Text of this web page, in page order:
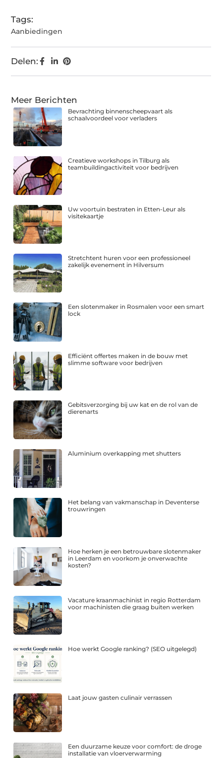
Tags:
Aanbiedingen
Delen:
Meer Berichten
Bevrachting binnenscheepvaart als
schaalvoordeel voor verladers
Creatieve workshops in Tilburg als
teambuildingactiviteit voor bedrijven
Uw voortuin bestraten in Etten-Leur als
visitekaartje
Stretchtent huren voor een professioneel
zakelijk evenement in Hilversum
Een slotenmaker in Rosmalen voor een smart
lock
Efficiënt offertes maken in de bouw met
slimme software voor bedrijven
Gebitsverzorging bij uw kat en de rol van de
dierenarts
Aluminium overkapping met shutters
Het belang van vakmanschap in Deventerse
trouwringen
Hoe herken je een betrouwbare slotenmaker
in Leerdam en voorkom je onverwachte
kosten?
Vacature kraanmachinist in regio Rotterdam
voor machinisten die graag buiten werken
Hoe werkt Google ranking? (SEO uitgelegd)
Laat jouw gasten culinair verrassen
Een duurzame keuze voor comfort: de droge
installatie van vloerverwarming